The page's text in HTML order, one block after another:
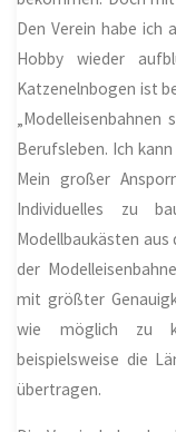
Den Verein habe ich
Hobby wieder
Katzenelnbogen ist
„Modelleisenbahnen
Berufsleben. Ich
Mein großer
Individuelles zu
Modellbaukästen aus
der
mit größter
wie möglich zu
beispielsweise die
übertragen.